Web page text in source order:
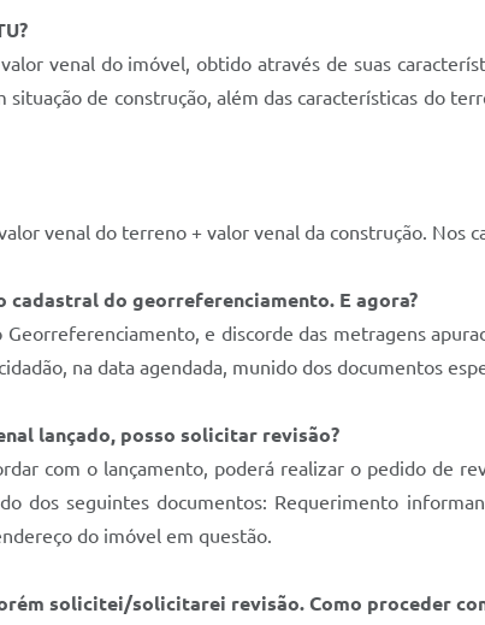
venal do imóvel, obtido através de suas
situação de construção, além das características do
venal do terreno + valor venal da construção. Nos
cadastral do georreferenciamento. E agora?
Georreferenciamento, e discorde das metragens
na data agendada, munido dos documentos
lançado, posso solicitar revisão?
com o lançamento, poderá realizar o pedido de
dos seguintes documentos: Requerimento
do imóvel em questão.
solicitei/solicitarei revisão. Como proceder